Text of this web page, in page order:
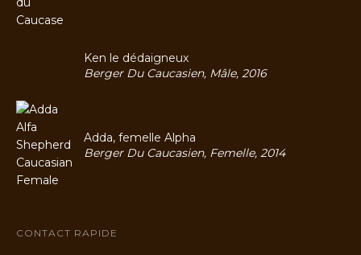
Ken le dédaigneux
Berger Du Caucasien, Mâle, 2016
Adda, femelle Alpha
Berger Du Caucasien, Femelle, 2014
CONTACT RAPIDE